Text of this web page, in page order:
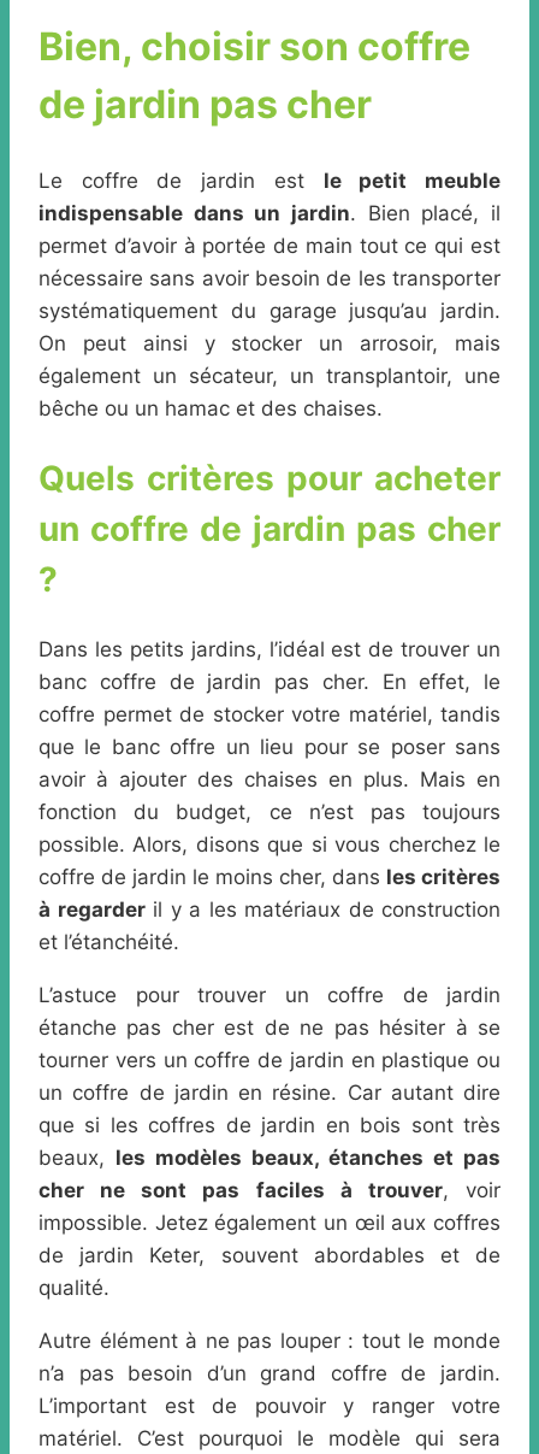
Bien, choisir son coffre
de jardin pas cher
Le coffre de jardin est le petit meuble
indispensable dans un jardin. Bien placé, il
permet d’avoir à portée de main tout ce qui est
nécessaire sans avoir besoin de les transporter
systématiquement du garage jusqu’au jardin.
On peut ainsi y stocker un arrosoir, mais
également un sécateur, un transplantoir, une
bêche ou un hamac et des chaises.
Quels critères pour acheter
un coffre de jardin pas cher
?
Dans les petits jardins, l’idéal est de trouver un
banc coffre de jardin pas cher. En effet, le
coffre permet de stocker votre matériel, tandis
que le banc offre un lieu pour se poser sans
avoir à ajouter des chaises en plus. Mais en
fonction du budget, ce n’est pas toujours
possible. Alors, disons que si vous cherchez le
coffre de jardin le moins cher, dans les critères
à regarderil y a les matériaux de construction
et l’étanchéité.
L’astuce pour trouver un coffre de jardin
étanche pas cher est de ne pas hésiter à se
tourner vers un coffre de jardin en plastique ou
un coffre de jardin en résine. Car autant dire
que si les coffres de jardin en bois sont très
beaux, les modèles beaux, étanches et pas
cher ne sont pas faciles à trouver, voir
impossible. Jetez également un œil aux coffres
de jardin Keter, souvent abordables et de
qualité.
Autre élément à ne pas louper : tout le monde
n’a pas besoin d’un grand coffre de jardin.
L’important est de pouvoir y ranger votre
matériel. C’est pourquoi le modèle qui sera